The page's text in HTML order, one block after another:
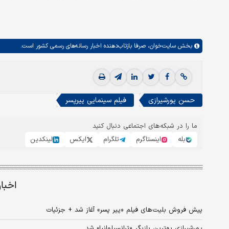
بخش سایت‌خوان، صرفا بازتاب‌دهنده اخبار رسانه‌های رسمی کشور است.
حسن پورشیرازی فیلم سینمایی پیرپسر
ما را در شبکه‌های اجتماعی دنبال کنید
بله
اینستاگرم تلگرام ایکس لینکدین
پیش فروش بلیت‌های فیلم «پیر پسر» آغاز شد + جزئیات